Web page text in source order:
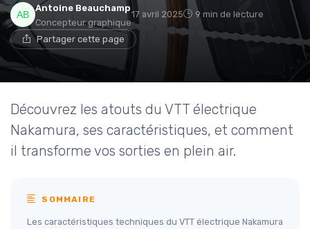
Antoine Beauchamp
Concepteur graphique
17 avril 2025 9 min de lecture
Partager cette page
Découvrez les atouts du VTT électrique
Nakamura, ses caractéristiques, et comment
il transforme vos sorties en plein air.
SOMMAIRE
Les caractéristiques techniques du VTT électrique Nakamura